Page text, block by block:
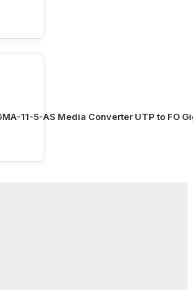
11-5-AS Media Converter UTP to FO